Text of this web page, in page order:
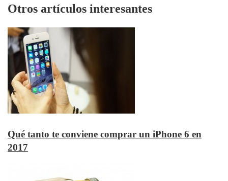
Otros artículos interesantes
Qué tanto te conviene comprar un iPhone 6 en
2017